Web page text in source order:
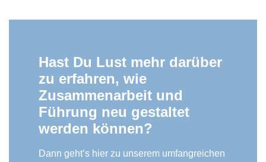
Hast Du Lust mehr darüber
zu erfahren, wie
Zusammenarbeit und
Führung neu gestaltet
werden können?
Dann geht’s hier zu unserem umfangreichen